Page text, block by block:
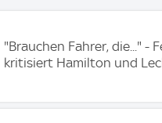
"Brauchen Fahrer, die..." -
kritisiert Hamilton und